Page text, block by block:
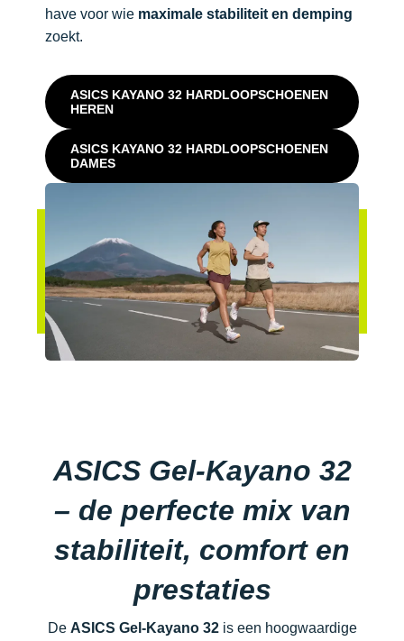
have voor wie maximale stabiliteit en demping
zoekt.
ASICS KAYANO 32 HARDLOOPSCHOENEN
HEREN
ASICS KAYANO 32 HARDLOOPSCHOENEN
DAMES
ASICS Gel-Kayano 32
– de perfecte mix van
stabiliteit, comfort en
prestaties
De ASICS Gel-Kayano 32is een hoogwaardige